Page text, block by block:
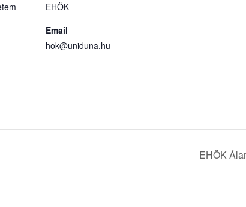
EHÖK
Email
hok@uniduna.hu
EHÖK